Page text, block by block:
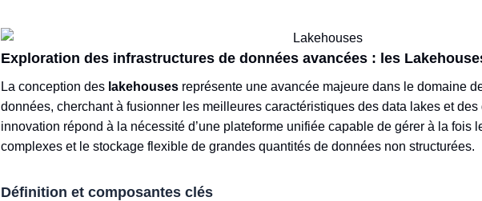
Exploration des infrastructures de données avancées : les
La conception des lakehouses représente une avancée majeure dans le domaine
données, cherchant à fusionner les meilleures caractéristiques des data lakes et
innovation répond à la nécessité d’une plateforme unifiée capable de gérer à la fois
complexes et le stockage flexible de grandes quantités de données non structurées.
Définition et composantes clés